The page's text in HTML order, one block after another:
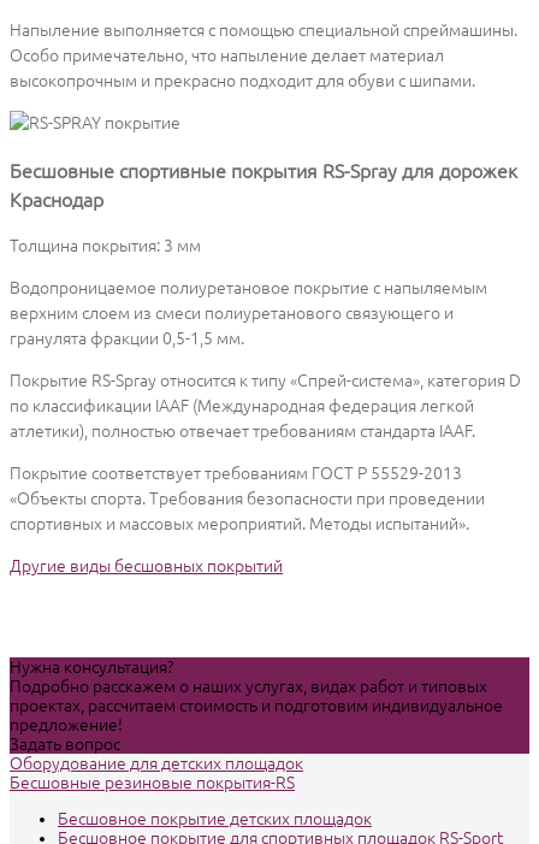
Напыление выполняется с помощью специальной спреймашины.
Особо примечательно, что напыление делает материал
высокопрочным и прекрасно подходит для обуви с шипами.
Бесшовные спортивные покрытия RS-Spray для дорожек
Краснодар
Толщина покрытия: 3 мм
Водопроницаемое полиуретановое покрытие с напыляемым
верхним слоем из смеси полиуретанового связующего и
гранулята фракции 0,5-1,5 мм.
Покрытие RS-Spray относится к типу «Спрей-система», категория D
по классификации IAAF (Международная федерация легкой
атлетики), полностью отвечает требованиям стандарта IAAF.
Покрытие соответствует требованиям ГОСТ Р 55529-2013
«Объекты спорта. Требования безопасности при проведении
спортивных и массовых мероприятий. Методы испытаний».
Другие виды бесшовных покрытий
Нужна консультация?
Подробно расскажем о наших услугах, видах работ и типовых
проектах, рассчитаем стоимость и подготовим индивидуальное
предложение!
Задать вопрос
Оборудование для детских площадок
Бесшовные резиновые покрытия-RS
Бесшовное покрытие детских площадок
Бесшовное покрытие для спортивных площадок RS-Sport